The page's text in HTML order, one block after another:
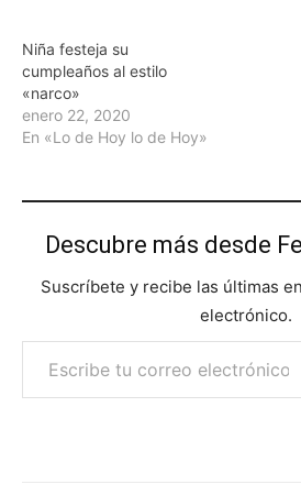
Niña festeja su
cumpleaños al estilo
«narco»
enero 22, 2020
En «Lo de Hoy lo de Hoy»
Descubre más desde
Suscríbete y recibe las últimas
electrónico.
Escribe tu correo electrónico…